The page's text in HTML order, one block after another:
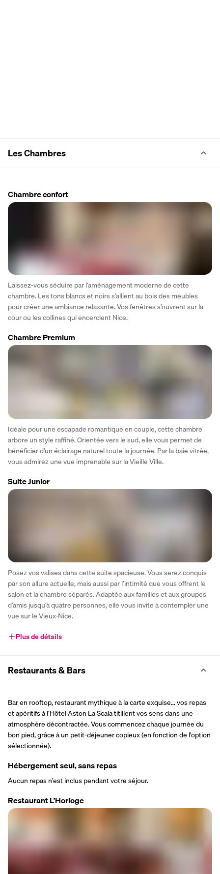
Les Chambres
Chambre confort
Laissez-vous séduire par l’aménagement moderne de cette
chambre. Les tons blancs et noirs s’allient au bois des meubles
pour créer une ambiance relaxante. Vos fenêtres s’ouvrent sur la
cour ou les collines qui encerclent Nice.
Chambre Premium
Idéale pour une escapade romantique en couple, cette chambre
arbore un style raffiné. Orientée vers le sud, elle vous permet de
bénéficier d’un éclairage naturel toute la journée. Par la baie vitrée,
vous admirez une vue imprenable sur la Vieille Ville.
Suite Junior
Posez vos valises dans cette suite spacieuse. Vous serez conquis
par son allure actuelle, mais aussi par l’intimité que vous offrent le
salon et la chambre séparés. Adaptée aux familles et aux groupes
d’amis jusqu’à quatre personnes, elle vous invite à contempler une
vue sur le Vieux-Nice.
Plus de détails
Restaurants & Bars
Bar en rooftop, restaurant mythique à la carte exquise… vos repas
et apéritifs à l’Hôtel Aston La Scala titillent vos sens dans une
atmosphère décontractée. Vous commencez chaque journée du
bon pied, grâce à un petit-déjeuner copieux (en fonction de l'option
sélectionnée).
Hébergement seul, sans repas
Aucun repas n’est inclus pendant votre séjour.
Restaurant L’Horloge